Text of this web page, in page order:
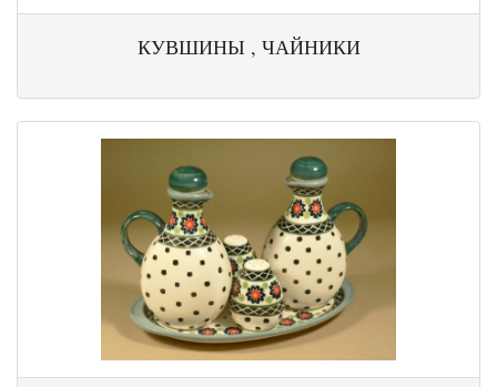
КУВШИНЫ , ЧАЙНИКИ